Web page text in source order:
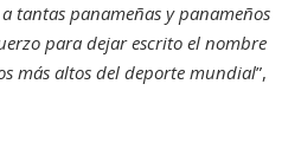
tantas panameñas y panameños
para dejar escrito el nombre
más altos del deporte mundial”,